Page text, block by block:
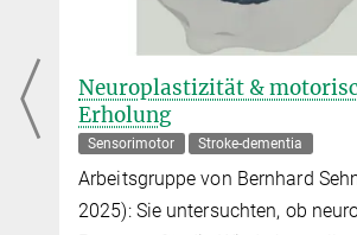
Neuroplastizität &
Erholung
Sensorimotor Stroke-dementia
Arbeitsgruppe von Bernhard
2025): Sie untersuchten, ob